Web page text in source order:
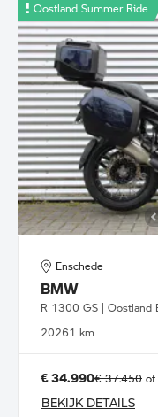
Oostland Summer Ride
Enschede
BMW
20261 km
€ 34.990€ 37.450 of
BEKIJK DETAILS